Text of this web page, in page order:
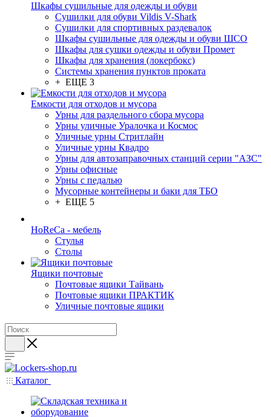
Шкафы сушильные для одежды и обуви
Сушилки для обуви Vildis V-Shark
Сушилки для спортивных раздевалок
Шкафы сушильные для одежды и обуви ШСО
Шкафы для сушки одежды и обуви Промет
Шкафы для хранения (локербокс)
Системы хранения пунктов проката
+ ЕЩЕ 3
Емкости для отходов и мусора
Урны для раздельного сбора мусора
Урны уличные Уралочка и Космос
Уличные урны Стритлайн
Уличные урны Квадро
Урны для автозаправочных станций серии "АЗС"
Урны офисные
Урны с педалью
Мусорные контейнеры и баки для ТБО
+ ЕЩЕ 5
HoReCa - мебель
Стулья
Столы
Ящики почтовые
Почтовые ящики Тайвань
Почтовые ящики ПРАКТИК
Уличные почтовые ящики
Каталог